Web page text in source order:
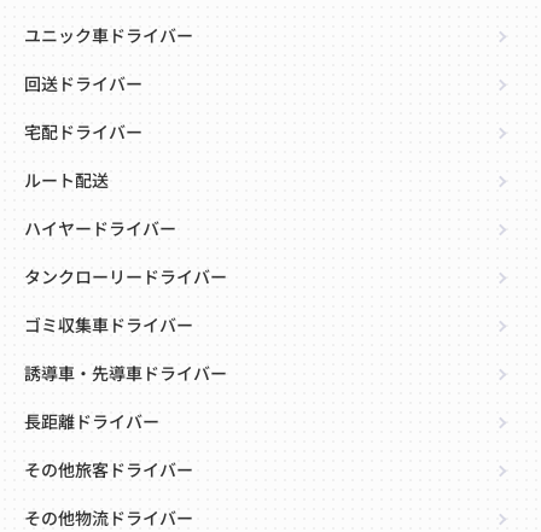
ユニック車ドライバー
回送ドライバー
宅配ドライバー
ルート配送
ハイヤードライバー
タンクローリードライバー
ゴミ収集車ドライバー
誘導車・先導車ドライバー
長距離ドライバー
その他旅客ドライバー
その他物流ドライバー